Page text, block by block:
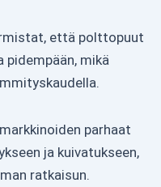
että polttopuut
pidempään, mikä
parhaat
ja kuivatukseen,
ratkaisun.